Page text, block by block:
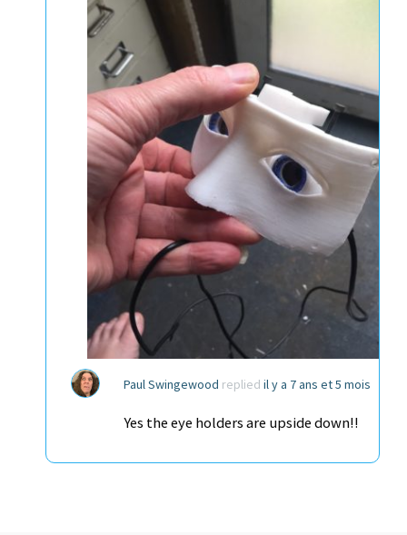
Paul Swingewood replied il y a 7 ans et 5 mois
Yes the eye holders are upside down!!